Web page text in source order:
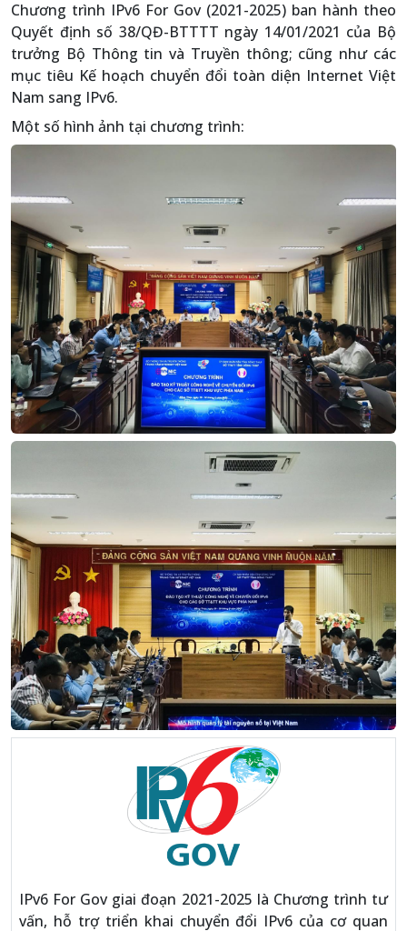
Chương trình IPv6 For Gov (2021-2025) ban hành theo
Quyết định số 38/QĐ-BTTTT ngày 14/01/2021 của Bộ
trưởng Bộ Thông tin và Truyền thông; cũng như các
mục tiêu Kế hoạch chuyển đổi toàn diện Internet Việt
Nam sang IPv6.
Một số hình ảnh tại chương trình:
IPv6 For Gov giai đoạn 2021-2025 là Chương trình tư
vấn, hỗ trợ triển khai chuyển đổi IPv6 của cơ quan